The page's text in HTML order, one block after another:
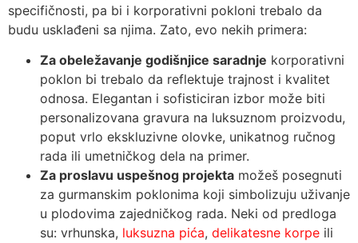
specifičnosti, pa bi i korporativni pokloni trebalo da
budu usklađeni sa njima. Zato, evo nekih primera:
Za obeležavanje godišnjice saradnje korporativni
poklon bi trebalo da reflektuje trajnost i kvalitet
odnosa. Elegantan i sofisticiran izbor može biti
personalizovana gravura na luksuznom proizvodu,
poput vrlo ekskluzivne olovke, unikatnog ručnog
rada ili umetničkog dela na primer.
Za proslavu uspešnog projekta možeš posegnuti
za gurmanskim poklonima koji simbolizuju uživanje
u plodovima zajedničkog rada. Neki od predloga
su: vrhunska, luksuzna pića, delikatesne korpe ili